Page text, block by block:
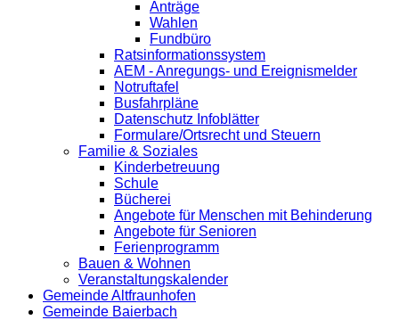
Anträge
Wahlen
Fundbüro
Ratsinformationssystem
AEM - Anregungs- und Ereignismelder
Notruftafel
Busfahrpläne
Datenschutz Infoblätter
Formulare/Ortsrecht und Steuern
Familie & Soziales
Kinderbetreuung
Schule
Bücherei
Angebote für Menschen mit Behinderung
Angebote für Senioren
Ferienprogramm
Bauen & Wohnen
Veranstaltungskalender
Gemeinde Altfraunhofen
Gemeinde Baierbach